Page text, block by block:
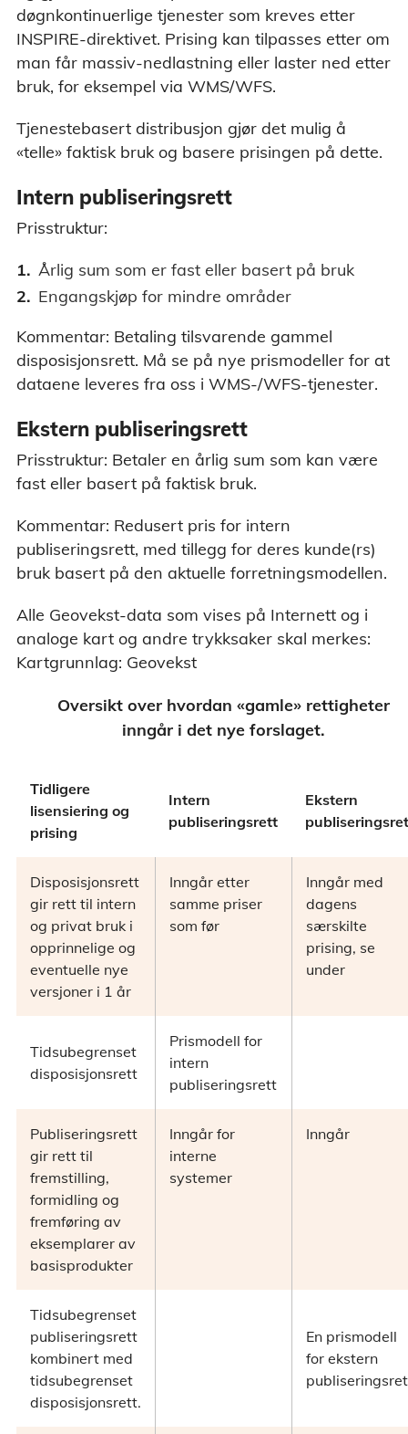
døgnkontinuerlige tjenester som kreves etter
INSPIRE-direktivet. Prising kan tilpasses etter om
man får massiv-nedlastning eller laster ned etter
bruk, for eksempel via WMS/WFS.
Tjenestebasert distribusjon gjør det mulig å
«telle» faktisk bruk og basere prisingen på dette.
Intern publiseringsrett
Prisstruktur:
Årlig sum som er fast eller basert på bruk
Engangskjøp for mindre områder
Kommentar: Betaling tilsvarende gammel
disposisjonsrett. Må se på nye prismodeller for at
dataene leveres fra oss i WMS-/WFS-tjenester.
Ekstern publiseringsrett
Prisstruktur: Betaler en årlig sum som kan være
fast eller basert på faktisk bruk.
Kommentar: Redusert pris for intern
publiseringsrett, med tillegg for deres kunde(rs)
bruk basert på den aktuelle forretningsmodellen.
Alle Geovekst-data som vises på Internett og i
analoge kart og andre trykksaker skal merkes:
Kartgrunnlag: Geovekst
Oversikt over hvordan «gamle» rettigheter
inngår i det nye forslaget.
Tidligere
lisensiering og
prising
Intern
publiseringsrett
Ekstern
Disposisjonsrett
gir rett til intern
og privat bruk i
opprinnelige og
eventuelle nye
versjoner i 1 år
Inngår etter
samme priser
som før
Inngår med
dagens
særskilte
prising, se
under
Tidsubegrenset
disposisjonsrett
Prismodell for
intern
publiseringsrett
Publiseringsrett
gir rett til
fremstilling,
formidling og
fremføring av
eksemplarer av
basisprodukter
Inngår for
interne
systemer
Inngår
Tidsubegrenset
publiseringsrett
kombinert med
tidsubegrenset
disposisjonsrett.
En prismodell
for ekstern